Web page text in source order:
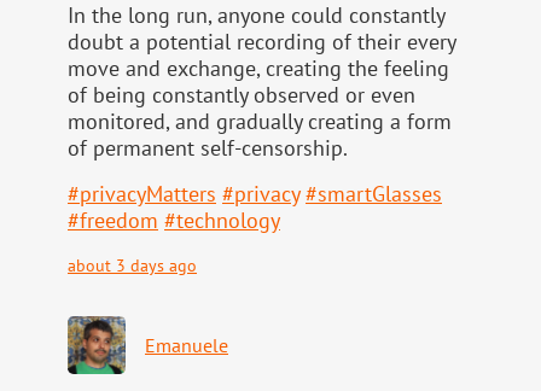
In the long run, anyone could constantly
doubt a potential recording of their every
move and exchange, creating the feeling
of being constantly observed or even
monitored, and gradually creating a form
of permanent self-censorship.
#privacyMatters #privacy #smartGlasses
#freedom #technology
about 3 days ago
Emanuele